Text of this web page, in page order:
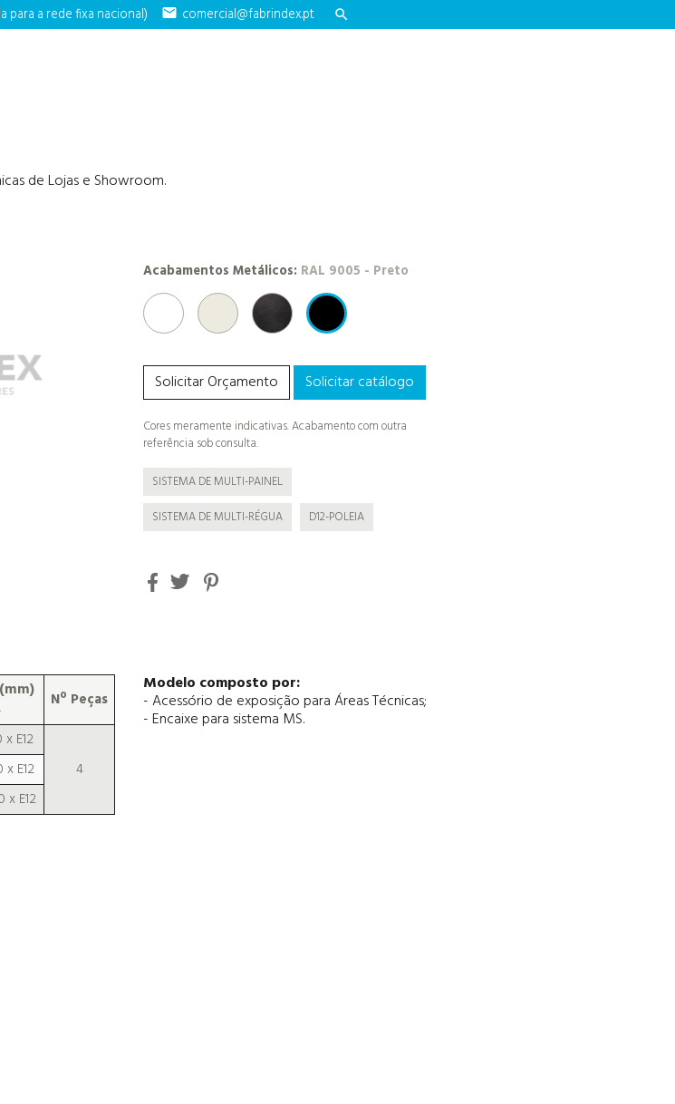
para a rede fixa nacional) mail comercial@fabrindex.pt 
de Lojas e Showroom.
Acabamentos Metálicos:
TH09 - Branco Brilhante 1213
RAL 9010 - BrancoNEROTEX (antracite)RAL 9005 - Preto
Solicitar Orçamento Solicitar catálogo
Cores meramente indicativas. Acabamento com outra
referência sob consulta.
SISTEMA DE MULTI-PAINEL
SISTEMA DE MULTI-RÉGUA
D12-POLEIA
Nº Peças
E12
4
E12
E12
Modelo composto por:
- Acessório de exposição para Áreas Técnicas;
- Encaixe para sistema MS.